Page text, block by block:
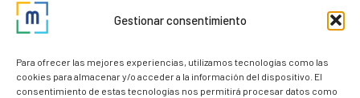
Gestionar consentimiento
Para ofrecer las mejores experiencias, utilizamos tecnologías como las
cookies para almacenar y/o acceder a la información del dispositivo. El
consentimiento de estas tecnologías nos permitirá procesar datos como
Nuestros clientes
Dudas y consultas